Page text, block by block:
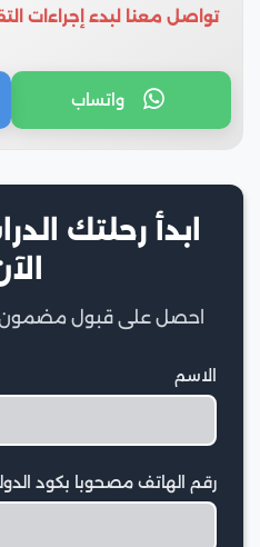
تواصل معنا لبدء إجراءات
واتساب
ابدأ رحلتك
احصل على قبول مضمون
الاسم
رقم الهاتف مصحوبا بكود